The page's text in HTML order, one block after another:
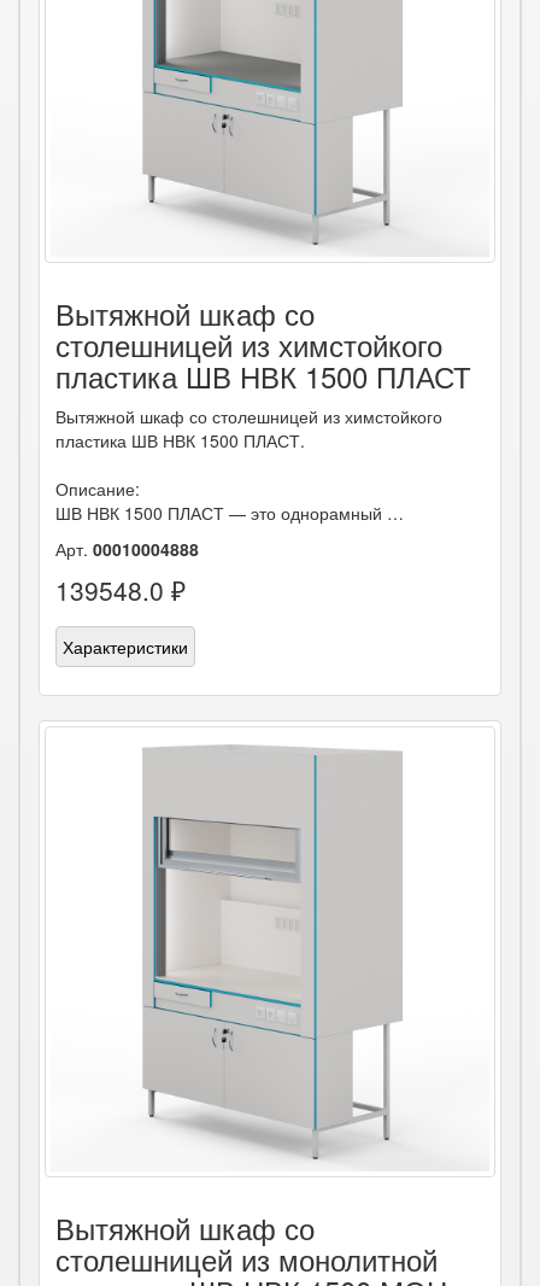
Вытяжной шкаф со
столешницей из химстойкого
пластика ШВ НВК 1500 ПЛАСТ
Вытяжной шкаф со столешницей из химстойкого
пластика ШВ НВК 1500 ПЛАСТ.
Описание:
ШВ НВК 1500 ПЛАСТ — это однорамный …
Арт. 00010004888
139548.0 ₽
Характеристики
Вытяжной шкаф со
столешницей из монолитной